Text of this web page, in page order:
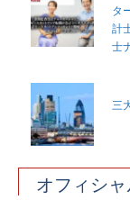
タ
計
士
三
オフィシ